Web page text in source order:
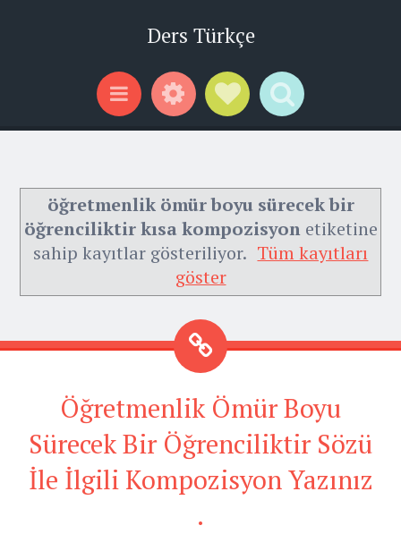
Ders Türkçe
Menu WidgetsSocial Links
Search
öğretmenlik ömür boyu sürecek bir
öğrenciliktir kısa kompozisyonetiketine
sahip kayıtlar gösteriliyor. Tüm kayıtları
göster
Öğretmenlik Ömür Boyu
Sürecek Bir Öğrenciliktir Sözü
İle İlgili Kompozisyon Yazınız
.